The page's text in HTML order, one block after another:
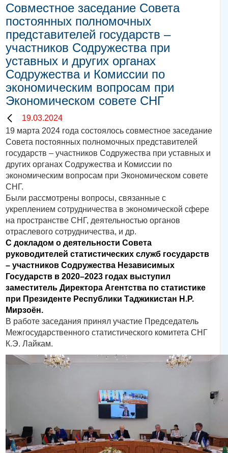
Совместное заседание Совета
постоянных полномочных
представителей государств –
участников Содружества при
уставных и других органах
Содружества и Комиссии по
экономическим вопросам при
Экономическом совете СНГ
19.03.2024
19 марта 2024 года состоялось совместное заседание
Совета постоянных полномочных представителей
государств – участников Содружества при уставных и
других органах Содружества и Комиссии по
экономическим вопросам при Экономическом совете
СНГ.
Были рассмотрены вопросы, связанные с
укреплением сотрудничества в экономической сфере
на пространстве СНГ, деятельностью органов
отраслевого сотрудничества, и др.
С докладом о деятельности Совета
руководителей статистических служб государств
– участников Содружества Независимых
Государств в 2020–2023 годах выступил
заместитель Директора Агентства по статистике
при Президенте Республики Таджикистан Н.Р.
Мирзоён.
В работе заседания принял участие Председатель
Межгосударственного статистического комитета СНГ
К.Э. Лайкам.